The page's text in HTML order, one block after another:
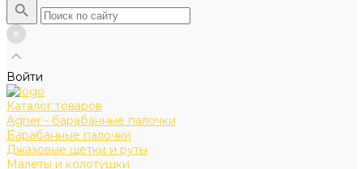
Войти
Каталог товаров
Agner - барабанные палочки
Барабанные палочки
Джазовые щетки и руты
Малеты и колотушки